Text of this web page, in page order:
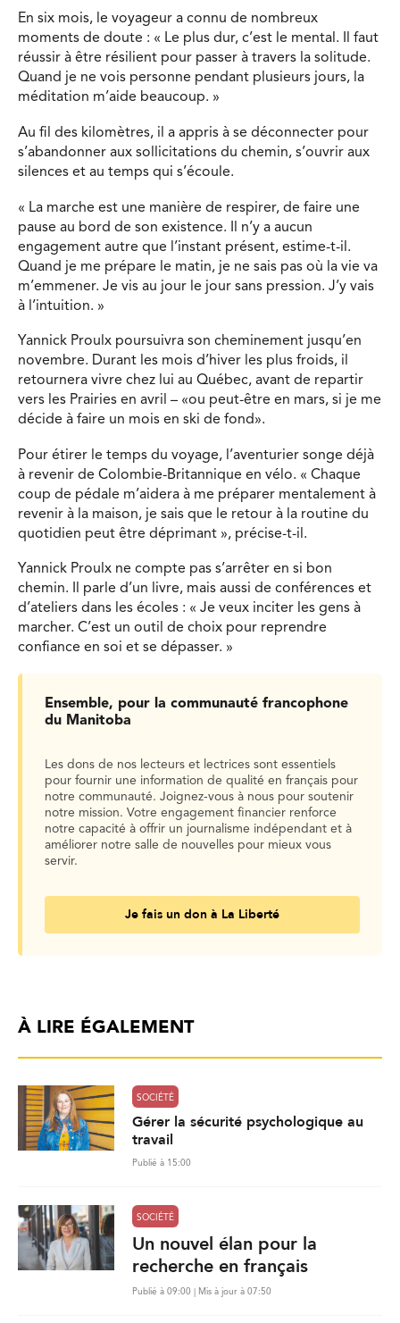
En six mois, le voyageur a connu de nombreux
moments de doute : « Le plus dur, c’est le mental. Il faut
réussir à être résilient pour passer à travers la solitude.
Quand je ne vois personne pendant plusieurs jours, la
méditation m’aide beaucoup. »
Au fil des kilomètres, il a appris à se déconnecter pour
s’abandonner aux sollicitations du chemin, s’ouvrir aux
silences et au temps qui s’écoule.
« La marche est une manière de respirer, de faire une
pause au bord de son existence. Il n’y a aucun
engagement autre que l’instant présent, estime-t-il.
Quand je me prépare le matin, je ne sais pas où la vie va
m’emmener. Je vis au jour le jour sans pression. J’y vais
à l’intuition. »
Yannick Proulx poursuivra son cheminement jusqu’en
novembre. Durant les mois d’hiver les plus froids, il
retournera vivre chez lui au Québec, avant de repartir
vers les Prairies en avril – «ou peut-être en mars, si je me
décide à faire un mois en ski de fond».
Pour étirer le temps du voyage, l’aventurier songe déjà
à revenir de Colombie-Britannique en vélo. « Chaque
coup de pédale m’aidera à me préparer mentalement à
revenir à la maison, je sais que le retour à la routine du
quotidien peut être déprimant », précise-t-il.
Yannick Proulx ne compte pas s’arrêter en si bon
chemin. Il parle d’un livre, mais aussi de conférences et
d’ateliers dans les écoles : « Je veux inciter les gens à
marcher. C’est un outil de choix pour reprendre
confiance en soi et se dépasser. »
Ensemble, pour la communauté francophone
du Manitoba
Les dons de nos lecteurs et lectrices sont essentiels
pour fournir une information de qualité en français pour
notre communauté. Joignez-vous à nous pour soutenir
notre mission. Votre engagement financier renforce
notre capacité à offrir un journalisme indépendant et à
améliorer notre salle de nouvelles pour mieux vous
servir.
Je fais un don à La Liberté
À LIRE ÉGALEMENT
SOCIÉTÉ
Gérer la sécurité psychologique au
travail
Publié à 15:00
SOCIÉTÉ
Un nouvel élan pour la
recherche en français
Publié à 09:00 | Mis à jour à 07:50